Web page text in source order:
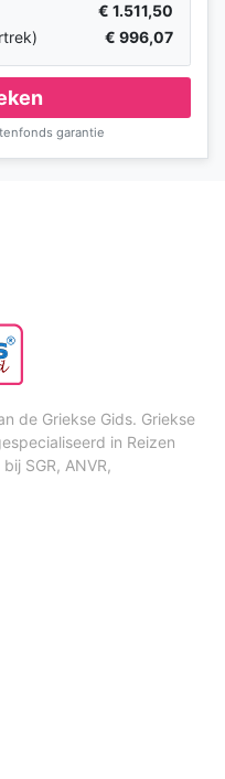
€ 1.511,50
€ 996,07
garantie
de Griekse Gids. Griekse
in Reizen
SGR, ANVR,